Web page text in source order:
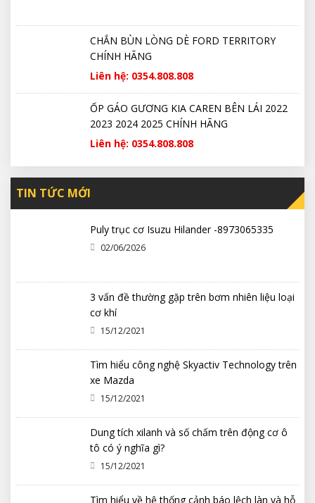
CHẮN BÙN LÒNG DÈ FORD TERRITORY
CHÍNH HÃNG
Liên hệ: 0354.808.808
ỐP GÁO GƯƠNG KIA CAREN BÊN LÁI 2022
2023 2024 2025 CHÍNH HÃNG
Liên hệ: 0354.808.808
TIN TỨC MỚI
Puly trục cơ Isuzu Hilander -8973065335
02/06/2026
3 vấn đề thường gặp trên bơm nhiên liệu loại
cơ khí
15/12/2021
Tìm hiểu công nghệ Skyactiv Technology trên
xe Mazda
15/12/2021
Dung tích xilanh và số chấm trên động cơ ô
tô có ý nghĩa gì?
15/12/2021
Tìm hiểu về hệ thống cảnh báo lệch làn và hỗ